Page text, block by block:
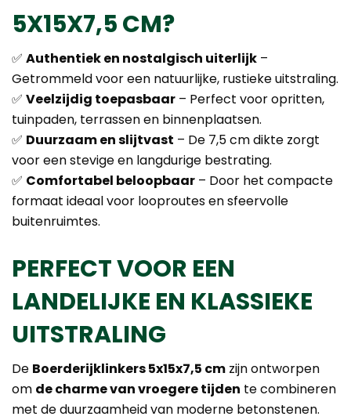
5X15X7,5 CM?
✅ Authentiek en nostalgisch uiterlijk –
Getrommeld voor een natuurlijke, rustieke uitstraling.
✅ Veelzijdig toepasbaar – Perfect voor opritten,
tuinpaden, terrassen en binnenplaatsen.
✅ Duurzaam en slijtvast – De 7,5 cm dikte zorgt
voor een stevige en langdurige bestrating.
✅ Comfortabel beloopbaar – Door het compacte
formaat ideaal voor looproutes en sfeervolle
buitenruimtes.
PERFECT VOOR EEN
LANDELIJKE EN KLASSIEKE
UITSTRALING
De Boerderijklinkers 5x15x7,5 cm zijn ontworpen
om de charme van vroegere tijden te combineren
met de duurzaamheid van moderne betonstenen.